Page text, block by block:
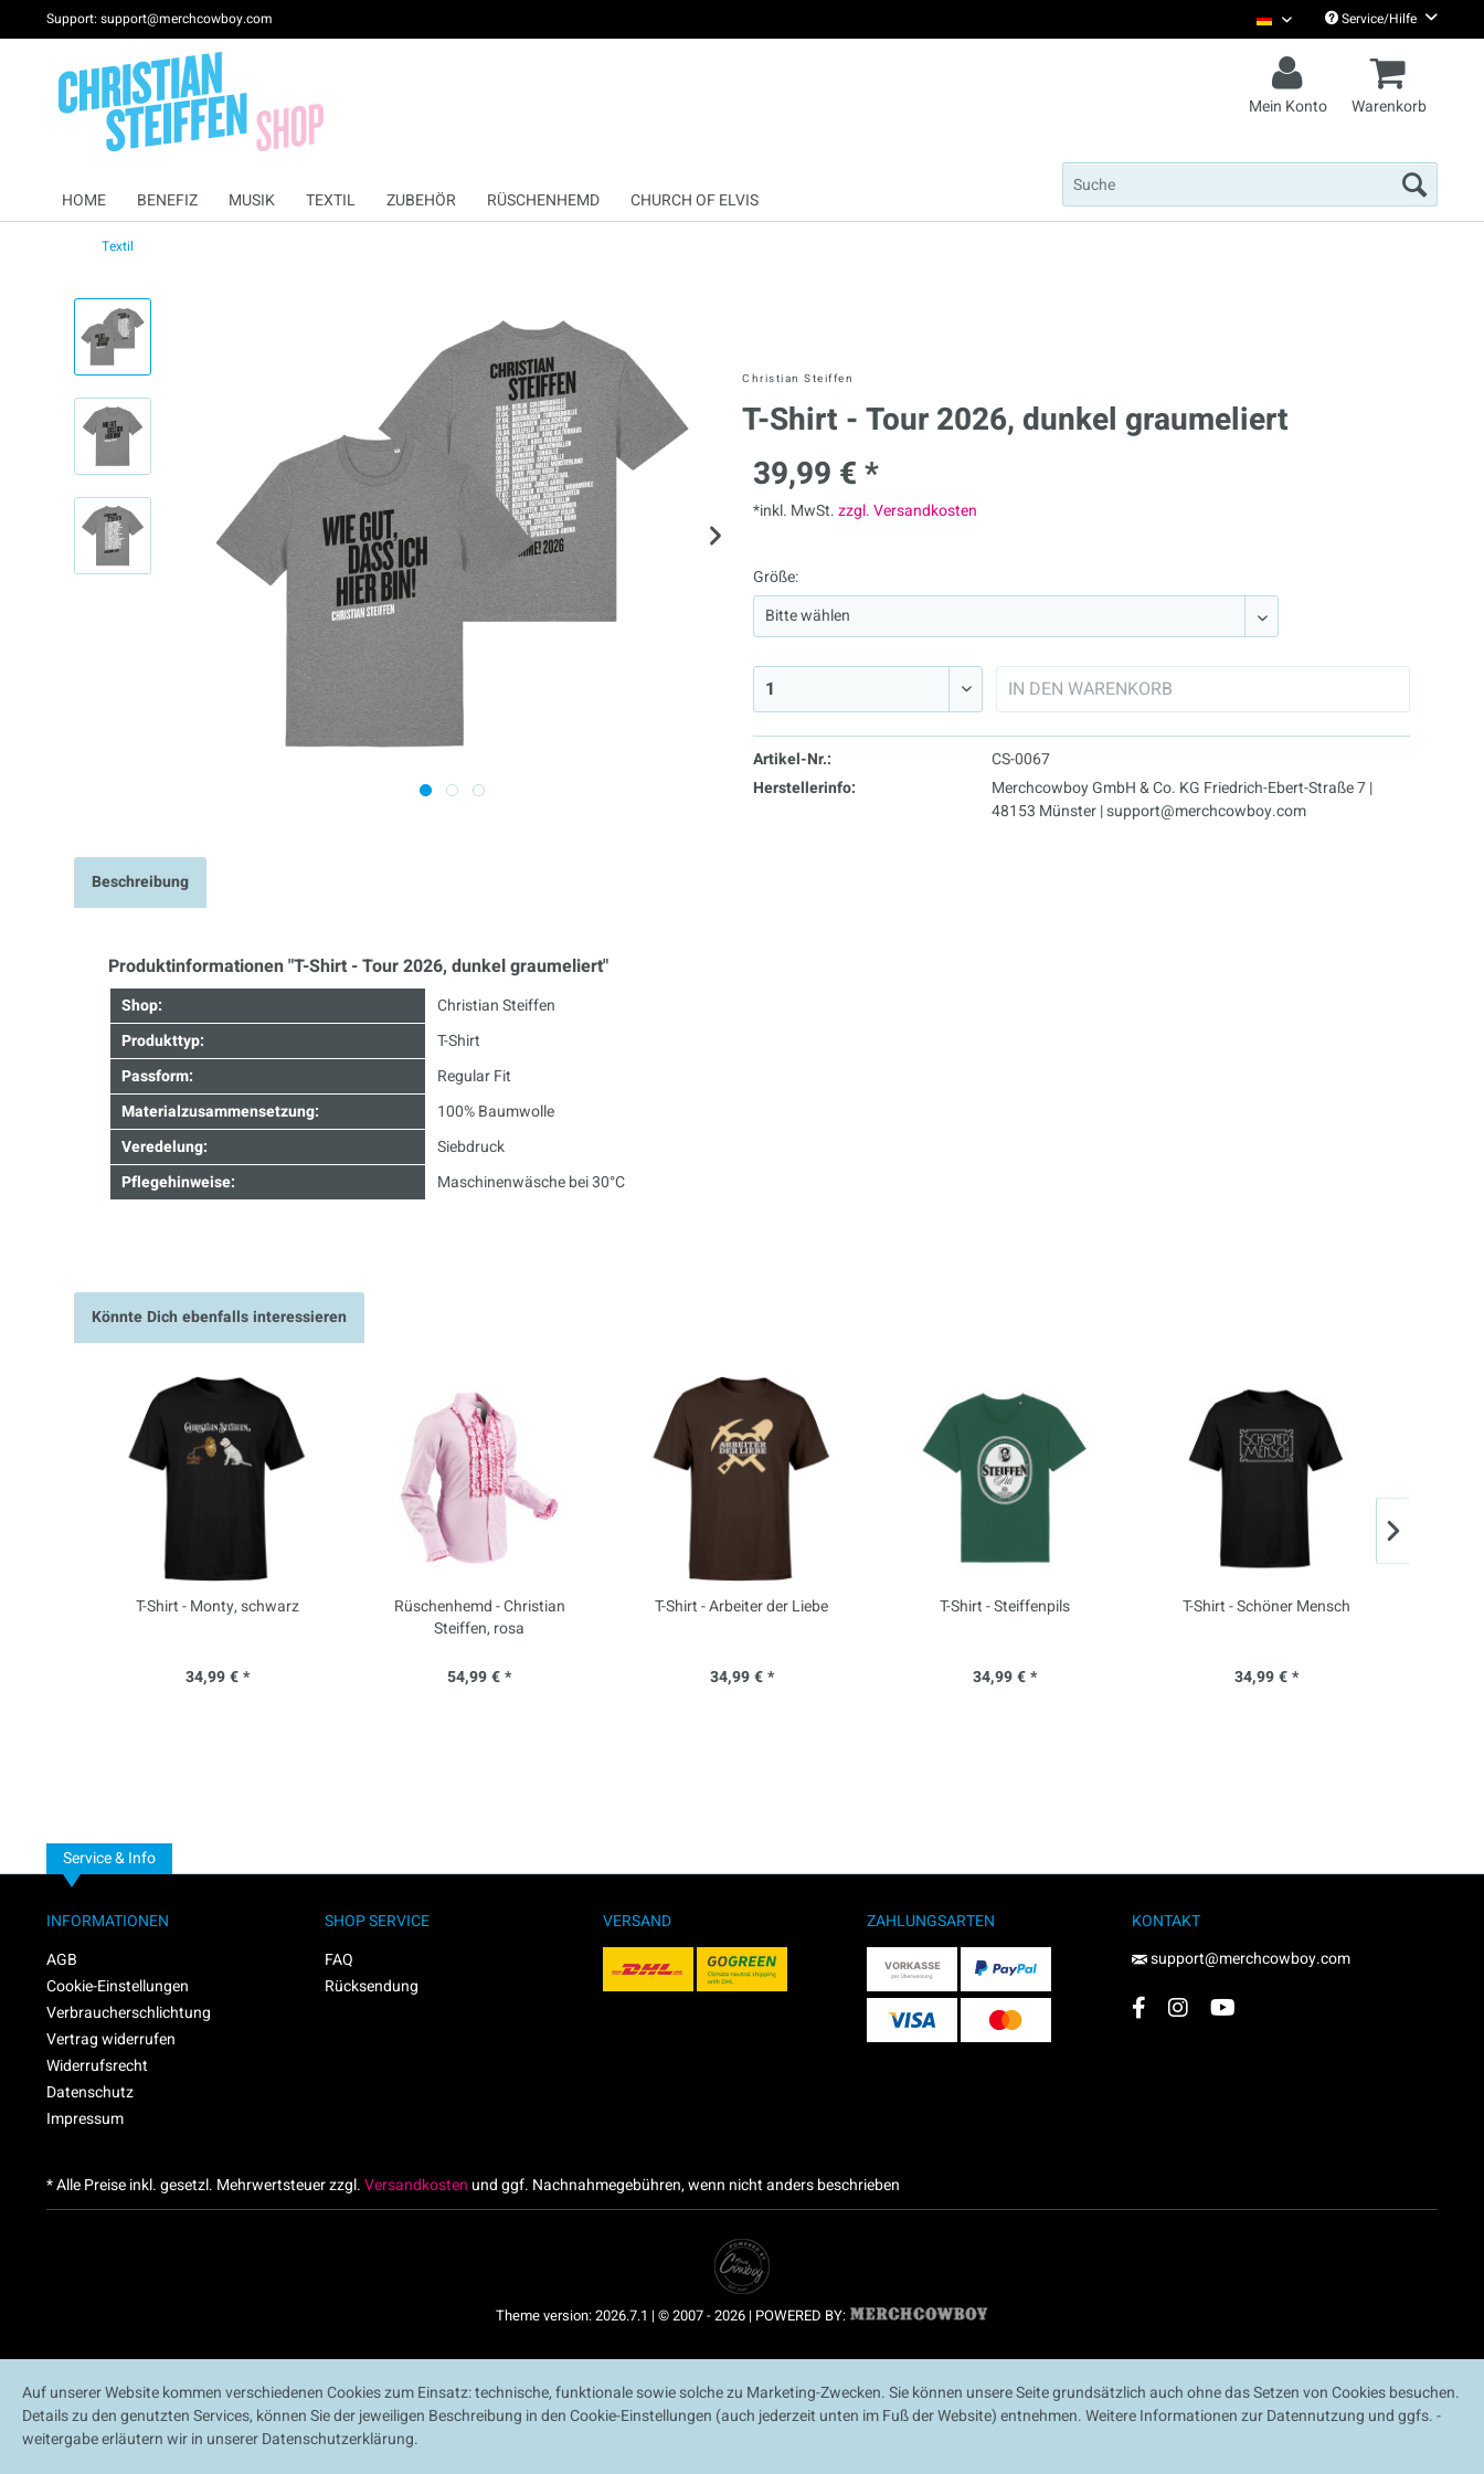
Support: support@merchcowboy.com Christian Steiffen Deutsch
Service/Hilfe
Mein Konto Warenkorb
HOME BENEFIZ MUSIK TEXTIL ZUBEHÖR RÜSCHENHEMD CHURCH OF ELVIS
Textil
Christian Steiffen
T-Shirt - Tour 2026, dunkel graumeliert
39,99 € *
*inkl. MwSt.zzgl. Versandkosten
Größe:
IN DEN WARENKORB
Artikel-Nr.:
CS-0067
Herstellerinfo:
Merchcowboy GmbH & Co. KG Friedrich-Ebert-Straße 7 |
48153 Münster | support@merchcowboy.com
Beschreibung
Produktinformationen "T-Shirt - Tour 2026, dunkel graumeliert"
Shop:
Christian Steiffen
Produkttyp:
T-Shirt
Passform:
Regular Fit
Materialzusammensetzung:
100% Baumwolle
Veredelung:
Siebdruck
Pflegehinweise:
Maschinenwäsche bei 30°C
Könnte Dich ebenfalls interessieren
T-Shirt - Monty, schwarz
34,99 € *
Rüschenhemd - Christian
Steiffen, rosa
54,99 € *
T-Shirt - Arbeiter der Liebe
34,99 € *
T-Shirt - Steiffenpils
34,99 € *
T-Shirt - Schöner Mensch
34,99 € *
Service & Info
INFORMATIONEN
AGB
Cookie-Einstellungen
Verbraucherschlichtung
Vertrag widerrufen
Widerrufsrecht
Datenschutz
Impressum
SHOP SERVICE
FAQ
Rücksendung
VERSAND ZAHLUNGSARTEN
KONTAKT
support@merchcowboy.com
* Alle Preise inkl. gesetzl. Mehrwertsteuer zzgl.Versandkosten und ggf. Nachnahmegebühren, wenn nicht anders beschrieben
Theme version: 2026.7.1 | © 2007 - 2026 | POWERED BY:
Auf unserer Website kommen verschiedenen Cookies zum Einsatz: technische, funktionale sowie solche zu Marketing-Zwecken. Sie können unsere Seite grundsätzlich auch ohne das Setzen von Cookies besuchen.
Details zu den genutzten Services, können Sie der jeweiligen Beschreibung in den Cookie-Einstellungen (auch jederzeit unten im Fuß der Website) entnehmen. Weitere Informationen zur Datennutzung und ggfs. -
weitergabe erläutern wir in unserer Datenschutzerklärung.